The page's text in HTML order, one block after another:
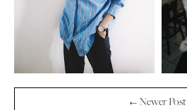
← Newer Post